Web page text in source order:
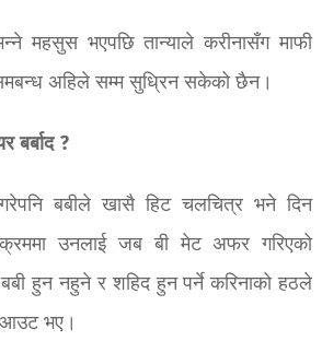
महसुस भएपछि तान्याले करीनासँग माफी
अहिले सम्म सुध्रिन सकेको छैन।
बर्बाद ?
बबीले खासै हिट चलचित्र भने दिन
उनलाई जब बी मेट अफर गरिएको
हुन नहुने र शहिद हुन पर्ने करिनाको हठले
आउट भए।